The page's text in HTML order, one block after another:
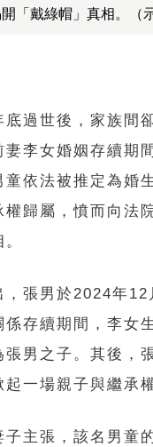
「戴綠帽」真相。（
過世後，家族間
李女婚姻存續期
依法被推定為婚
歸屬，憤而向法
張男於2024年
存續期間，李女
男之子。其後，
一場親子與繼承
主張，該名男童